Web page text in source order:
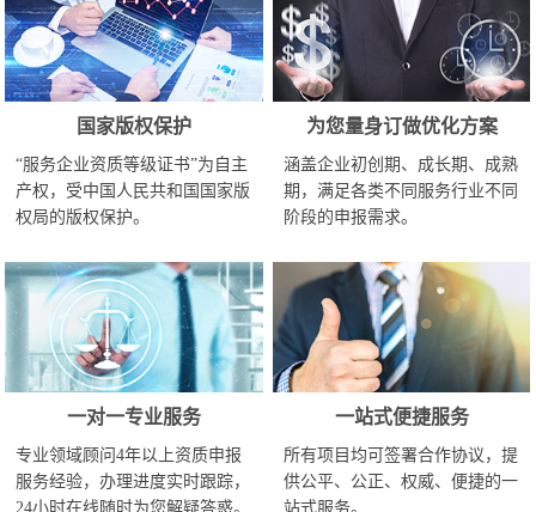
国家版权保护
“服务企业资质等级证书”为自主
产权，受中国人民共和国国家版
权局的版权保护。
为您量身订做优化方案
涵盖企业初创期、成长期、成熟
期，满足各类不同服务行业不同
阶段的申报需求。
一对一专业服务
专业领域顾问4年以上资质申报
服务经验，办理进度实时跟踪，
24小时在线随时为您解疑答惑。
一站式便捷服务
所有项目均可签署合作协议，提
供公平、公正、权威、便捷的一
站式服务。